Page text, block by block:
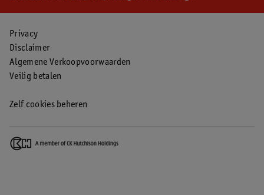
Privacy
Disclaimer
Algemene Verkoopvoorwaarden
Veilig betalen
Zelf cookies beheren